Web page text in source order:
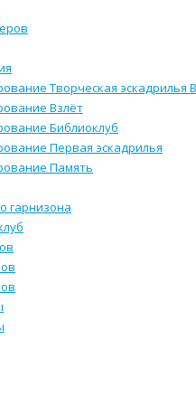
Творческая эскадрилья
Взлёт
Библиоклуб
Первая эскадрилья
Память
гарнизона